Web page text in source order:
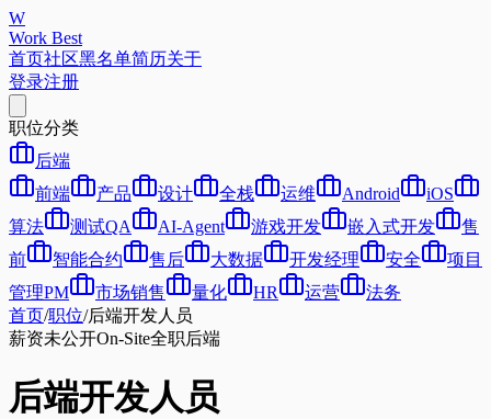
W
Work Best
首页社区黑名单简历关于
登录注册
职位分类
后端
前端
产品 设计 全栈 运维 Android
iOS
算法
测试QA AI-Agent 游戏开发 嵌入式开发
售
前
智能合约 售后 大数据 开发经理 安全
项目
管理PM
市场销售 量化 HR 运营
法务
首页/职位/后端开发人员
薪资未公开On-Site全职后端
后端开发人员